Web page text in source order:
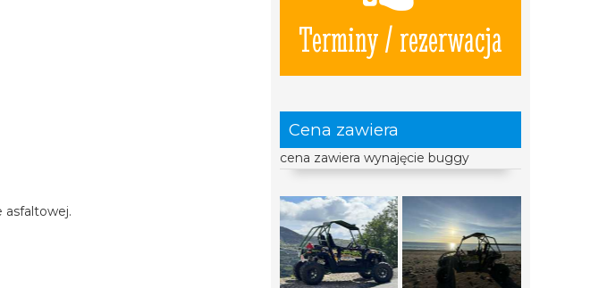
Terminy / rezerwacja
Cena zawiera
cena zawiera wynajęcie buggy
asfaltowej.